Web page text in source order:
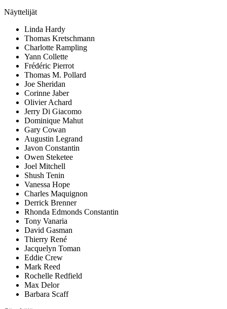
Näyttelijät
Linda Hardy
Thomas Kretschmann
Charlotte Rampling
Yann Collette
Frédéric Pierrot
Thomas M. Pollard
Joe Sheridan
Corinne Jaber
Olivier Achard
Jerry Di Giacomo
Dominique Mahut
Gary Cowan
Augustin Legrand
Javon Constantin
Owen Steketee
Joel Mitchell
Shush Tenin
Vanessa Hope
Charles Maquignon
Derrick Brenner
Rhonda Edmonds Constantin
Tony Vanaria
David Gasman
Thierry René
Jacquelyn Toman
Eddie Crew
Mark Reed
Rochelle Redfield
Max Delor
Barbara Scaff